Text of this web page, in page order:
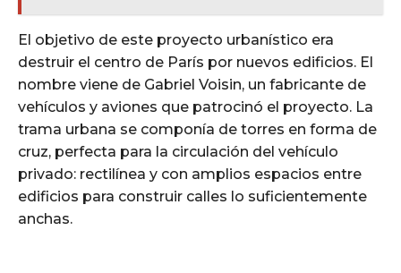
El objetivo de este proyecto urbanístico era
destruir el centro de París por nuevos edificios. El
nombre viene de Gabriel Voisin, un fabricante de
vehículos y aviones que patrocinó el proyecto. La
trama urbana se componía de torres en forma de
cruz, perfecta para la circulación del vehículo
privado: rectilínea y con amplios espacios entre
edificios para construir calles lo suficientemente
anchas.